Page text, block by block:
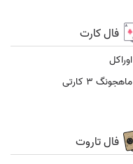
فال کارت
اوراکل
ماهجونگ 3 کارتی
فال تاروت